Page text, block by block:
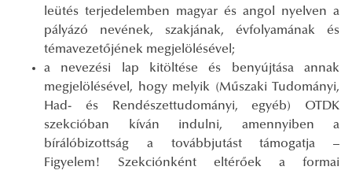
leütés terjedelemben magyar és angol nyelven a
pályázó nevének, szakjának, évfolyamának és
témavezetőjének megjelölésével;
a nevezési lap kitöltése és benyújtása annak
megjelölésével, hogy melyik (Műszaki Tudományi,
Had- és Rendészettudományi, egyéb) OTDK
szekcióban kíván indulni, amennyiben a
bírálóbizottság a továbbjutást támogatja –
Figyelem! Szekciónként eltérőek a formai